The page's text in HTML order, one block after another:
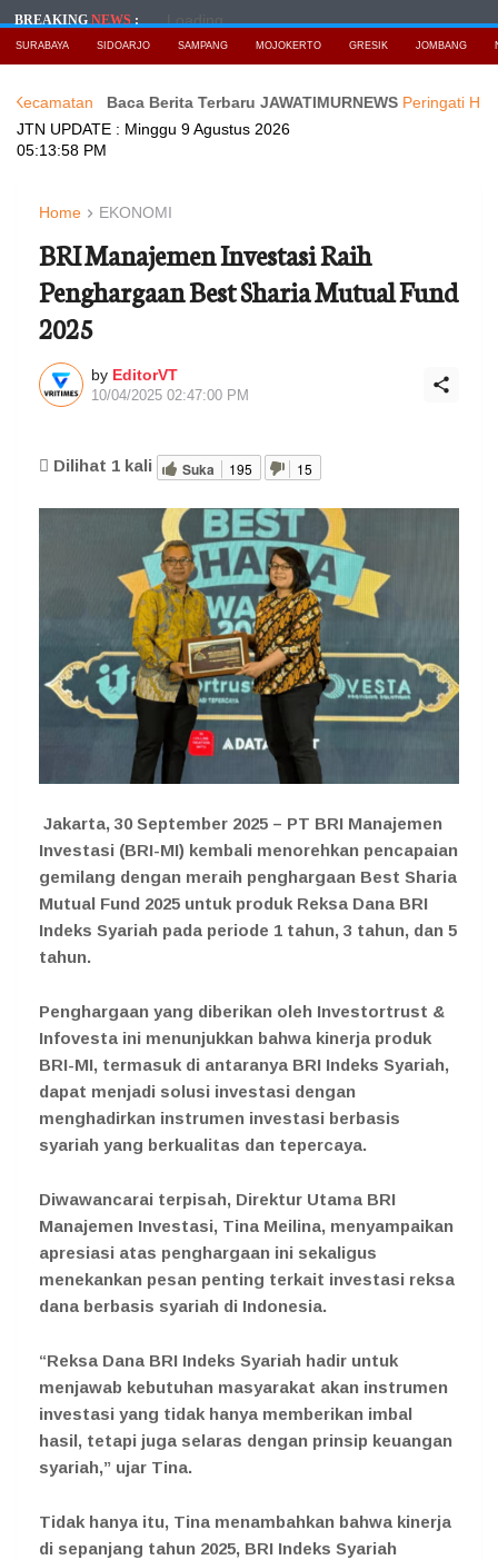
BREAKINGNEWS: Loading...
SURABAYA SIDOARJO SAMPANG MOJOKERTO GRESIK JOMBANG
Baca Berita Terbaru JAWATIMURNEWS Peringati HUT RI ke
JTN UPDATE : Minggu 9 Agustus 2026
05:14:00 PM
Home EKONOMI
BRI Manajemen Investasi Raih
Penghargaan Best Sharia Mutual Fund
2025
by EditorVT
10/04/2025 02:47:00 PM
Dilihat 1 kali Suka 195 15
Jakarta, 30 September 2025 – PT BRI Manajemen
Investasi (BRI-MI) kembali menorehkan pencapaian
gemilang dengan meraih penghargaan Best Sharia
Mutual Fund 2025 untuk produk Reksa Dana BRI
Indeks Syariah pada periode 1 tahun, 3 tahun, dan 5
tahun.
Penghargaan yang diberikan oleh Investortrust &
Infovesta ini menunjukkan bahwa kinerja produk
BRI-MI, termasuk di antaranya BRI Indeks Syariah,
dapat menjadi solusi investasi dengan
menghadirkan instrumen investasi berbasis
syariah yang berkualitas dan tepercaya.
Diwawancarai terpisah, Direktur Utama BRI
Manajemen Investasi, Tina Meilina, menyampaikan
apresiasi atas penghargaan ini sekaligus
menekankan pesan penting terkait investasi reksa
dana berbasis syariah di Indonesia.
“Reksa Dana BRI Indeks Syariah hadir untuk
menjawab kebutuhan masyarakat akan instrumen
investasi yang tidak hanya memberikan imbal
hasil, tetapi juga selaras dengan prinsip keuangan
syariah,” ujar Tina.
Tidak hanya itu, Tina menambahkan bahwa kinerja
di sepanjang tahun 2025, BRI Indeks Syariah